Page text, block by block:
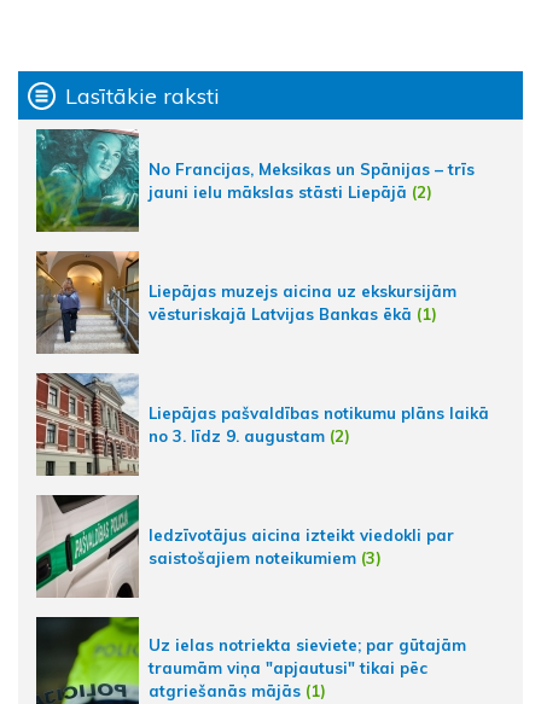
Lasītākie raksti
No Francijas, Meksikas un Spānijas – trīs
jauni ielu mākslas stāsti Liepājā (2)
Liepājas muzejs aicina uz ekskursijām
vēsturiskajā Latvijas Bankas ēkā (1)
Liepājas pašvaldības notikumu plāns laikā
no 3. līdz 9. augustam (2)
Iedzīvotājus aicina izteikt viedokli par
saistošajiem noteikumiem (3)
Uz ielas notriekta sieviete; par gūtajām
traumām viņa "apjautusi" tikai pēc
atgriešanās mājās (1)